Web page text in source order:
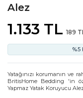
Alez
1.133 TL 189
Yatağınızı korumanın ve
BritisHome Bedding 'in
Yapmaz Yatak Koruyucu